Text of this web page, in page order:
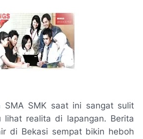
SMA SMK saat ini sangat sulit
lihat realita di lapangan. Berita
di Bekasi sempat bikin heboh